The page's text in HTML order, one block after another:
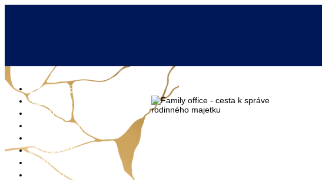
O KONGRESE
SPÍKRI
PROGRAM
WORKSHOPY
UBYTOVANIE
ROČNÍKY
KONTAKT